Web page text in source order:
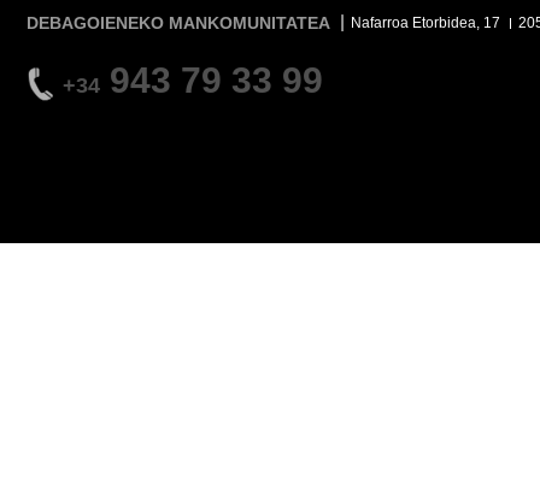
DEBAGOIENEKO MANKOMUNITATEA Nafarroa Etorbidea, 17
+34 943 79 33 99